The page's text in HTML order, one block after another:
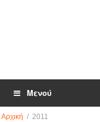
Μενού
Αρχική / 2011